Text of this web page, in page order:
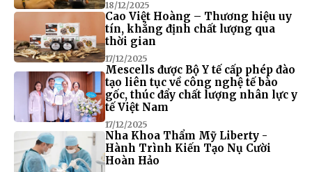
18/12/2025
Cao Việt Hoàng – Thương hiệu uy
tín, khẳng định chất lượng qua
thời gian
17/12/2025
Mescells được Bộ Y tế cấp phép đào
tạo liên tục về công nghệ tế bào
gốc, thúc đẩy chất lượng nhân lực y
tế Việt Nam
17/12/2025
Nha Khoa Thẩm Mỹ Liberty -
Hành Trình Kiến Tạo Nụ Cười
Hoàn Hảo